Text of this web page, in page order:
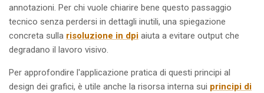
annotazioni. Per chi vuole chiarire bene questo passaggio
tecnico senza perdersi in dettagli inutili, una spiegazione
concreta sulla risoluzione in dpi aiuta a evitare output che
degradano il lavoro visivo.
Per approfondire l'applicazione pratica di questi principi al
design dei grafici, è utile anche la risorsa interna sui principi di